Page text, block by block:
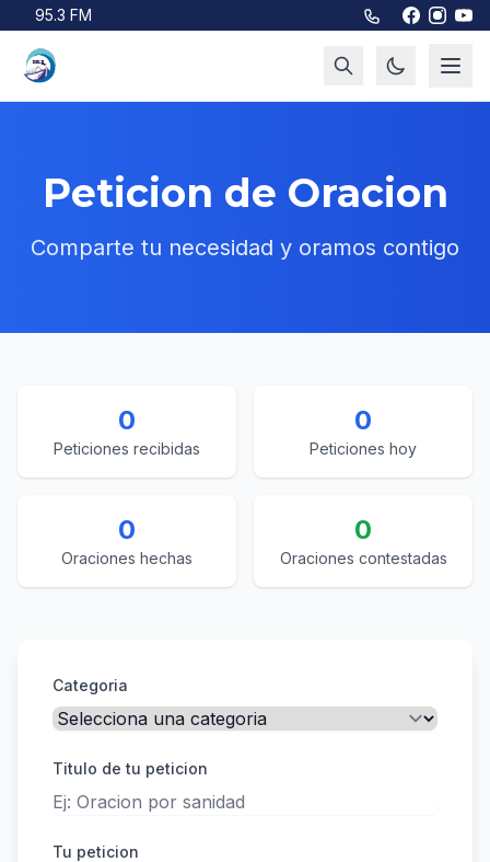
Saltar al contenido principal
95.3 FM
Peticion de Oracion
Comparte tu necesidad y oramos contigo
0
Peticiones recibidas
0
Peticiones hoy
0
Oraciones hechas
0
Oraciones contestadas
Categoria
Titulo de tu peticion
Tu peticion